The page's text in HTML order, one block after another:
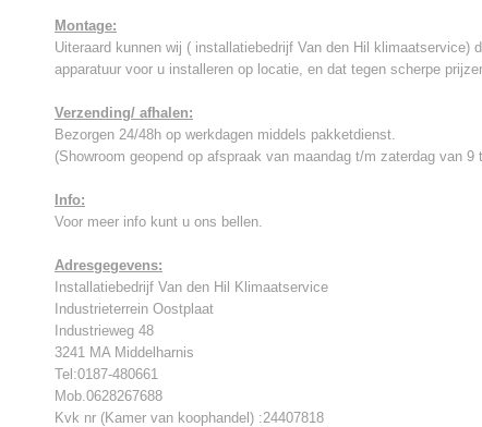
Montage:
Uiteraard kunnen wij ( installatiebedrijf Van den Hil klimaatservice)
apparatuur voor u installeren op locatie, en dat tegen scherpe
Verzending/ afhalen:
Bezorgen 24/48h op werkdagen middels pakketdienst.
(Showroom geopend op afspraak van maandag t/m zaterdag van 9
Info:
Voor meer info kunt u ons bellen.
Adresgegevens:
Installatiebedrijf Van den Hil Klimaatservice
Industrieterrein Oostplaat
Industrieweg 48
3241 MA Middelharnis
Tel:0187-480661
Mob.0628267688
Kvk nr (Kamer van koophandel) :24407818